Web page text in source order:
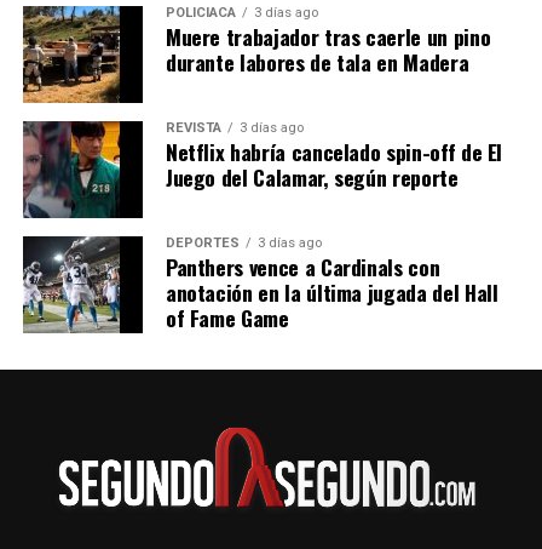
POLICIACA 3 días ago
Muere trabajador tras caerle un pino
durante labores de tala en Madera
REVISTA 3 días ago
Netflix habría cancelado spin-off de El
Juego del Calamar, según reporte
DEPORTES 3 días ago
Panthers vence a Cardinals con
anotación en la última jugada del Hall
of Fame Game